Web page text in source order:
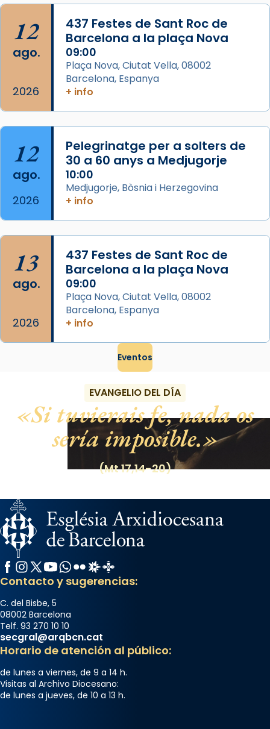
Acompanyant la història de sant Cugat, a
partir de l’Edat Mitjana sorgeix la tradició
que les santes Juliana (“relatiu a Júlia”) i
Semproniana (“relatiu a Semprònia =
eterna”) són deixebles seves. I l’any 1667, el
frare Joan Gaspar Roig, afirma en una obra
que les santes són filles de l’antiga Iluro.
Mataró en reivindicarà les relíq
Foto
View on Facebook ·
12
ago.
2026
437 Festes de Sant Roc de
Barcelona a la plaça Nova
09:00
Plaça Nova, Ciutat Vella, 08002
Barcelona, Espanya
+ info
12
ago.
2026
Pelegrinatge per a solters de
30 a 60 anys a Medjugorje
10:00
Medjugorje, Bòsnia i Herzegovina
+ info
13
ago.
2026
437 Festes de Sant Roc de
Barcelona a la plaça Nova
09:00
Plaça Nova, Ciutat Vella, 08002
Barcelona, Espanya
+ info
Eventos
EVANGELIO DEL DÍA
Si tuvierais fe, nada os
sería imposible.
(Mt 17,14-20)
Facebook
Instagram
X / Twitter
YouTube
WhatsApp
FlickrRadio Estel
Catalunya Cristiana
Contacto y sugerencias:
C. del Bisbe, 5
08002 Barcelona
Telf. 93 270 10 10
secgral@arqbcn.cat
Horario de atención al público:
de lunes a viernes, de 9 a 14 h.
Visitas al Archivo Diocesano:
de lunes a jueves, de 10 a 13 h.